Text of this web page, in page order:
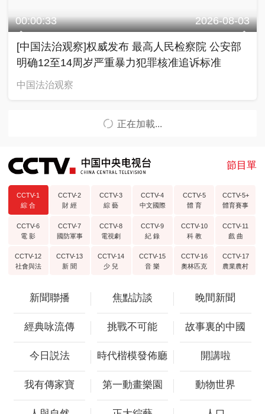
00:00:33 2026-08-03
[中国法治观察]权威发布 最高人民检察院 公安部
明确12至14周岁严重暴力犯罪核准追诉标准
中国法治观察
正在加載...
節目單
CCTV-1
綜 合
CCTV-2
財 經
CCTV-3
綜 藝
CCTV-4
中文國際
CCTV-5
體 育
CCTV-5+
體育賽事
CCTV-6
電 影
CCTV-7
國防軍事
CCTV-8
電視劇
CCTV-9
紀 錄
CCTV-10
科 教
CCTV-11
戲 曲
CCTV-12
社會與法
CCTV-13
新 聞
CCTV-14
少 兒
CCTV-15
音 樂
CCTV-16
奧林匹克
CCTV-17
農業農村
新聞聯播 焦點訪談 晚間新聞
經典咏流傳 挑戰不可能 故事裏的中國
今日説法 時代楷模發佈廳 開講啦
我有傳家寶 第一動畫樂園 動物世界